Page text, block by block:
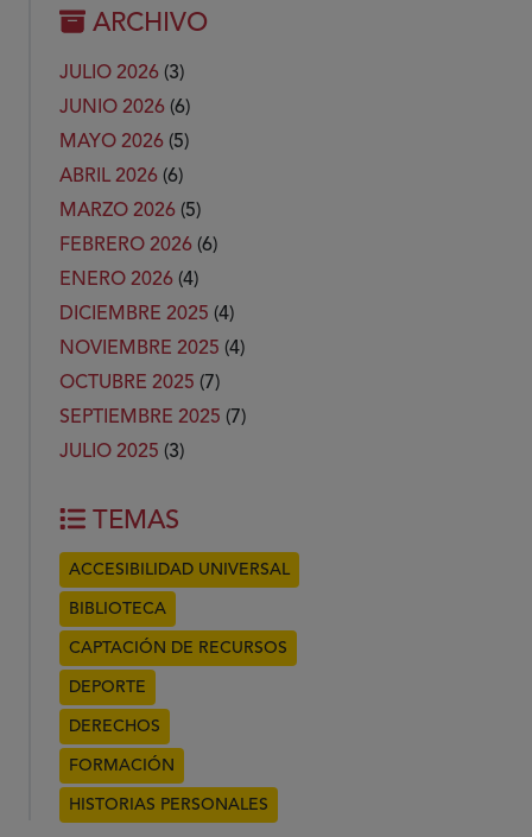
ARCHIVO
JULIO 2026 (3)
JUNIO 2026 (6)
MAYO 2026 (5)
ABRIL 2026 (6)
MARZO 2026 (5)
FEBRERO 2026 (6)
ENERO 2026 (4)
DICIEMBRE 2025 (4)
NOVIEMBRE 2025 (4)
OCTUBRE 2025 (7)
SEPTIEMBRE 2025 (7)
JULIO 2025 (3)
TEMAS
ACCESIBILIDAD UNIVERSAL
BIBLIOTECA
CAPTACIÓN DE RECURSOS
DEPORTE
DERECHOS
FORMACIÓN
HISTORIAS PERSONALES